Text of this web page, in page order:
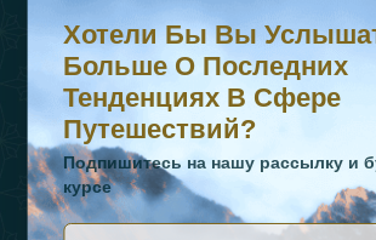
WhatsApp Нет :+442034682356
+971552944761
Хотели Бы Вы
Больше О Последних
Тенденциях В Сфере
Путешествий?
Подпишитесь на нашу рассылку и
курсе